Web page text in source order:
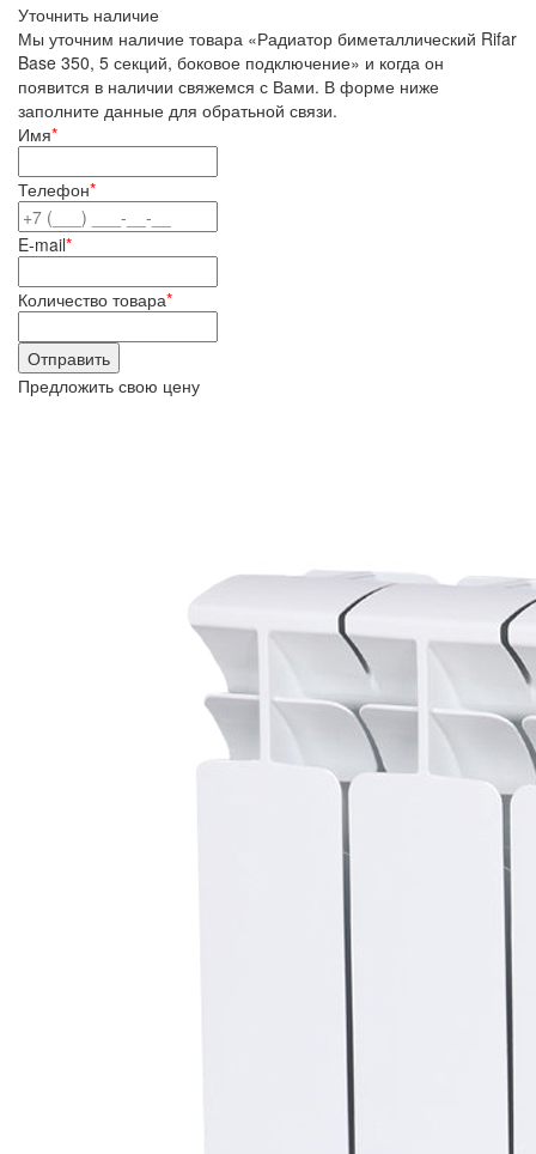
Уточнить наличие
Мы уточним наличие товара «Радиатор биметаллический Rifar
Base 350, 5 секций, боковое подключение» и когда он
появится в наличии свяжемся с Вами. В форме ниже
заполните данные для обратьной связи.
Имя*
Телефон*
E-mail*
Количество товара*
Предложить свою цену